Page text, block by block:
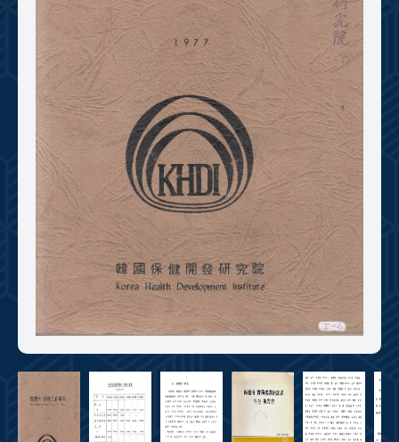
세계와 함께 한 KIHASA
VR 역사관